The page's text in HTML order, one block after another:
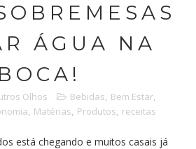
ÁGUA NA
BOCA!
Olhos Bebidas, Bem Estar,
, Matérias, Produtos, receitas
está chegando e muitos casais já